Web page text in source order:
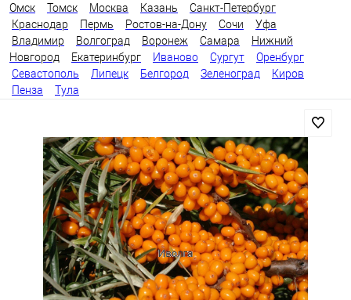
Омск
Томск Москва Казань
Санкт-Петербург
Краснодар
Пермь Ростов-на-Дону Сочи
Уфа
Владимир
Волгоград Воронеж Самара
Нижний
Новгород
Екатеринбург Иваново Сургут
Оренбург
Севастополь
Липецк Белгород Зеленоград
Киров
Пенза
Тула